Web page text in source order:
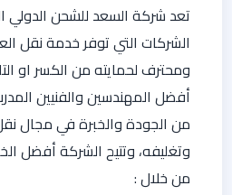
تعد شركة السعد للشحن
الشركات التي توفر خدمة
ومحترف لحمايته من الكسر او
أفضل المهندسين والفنيين
من الجودة والخبرة في مجال
وتغليفه، وتتيح الشركة أفضل
من خلال :